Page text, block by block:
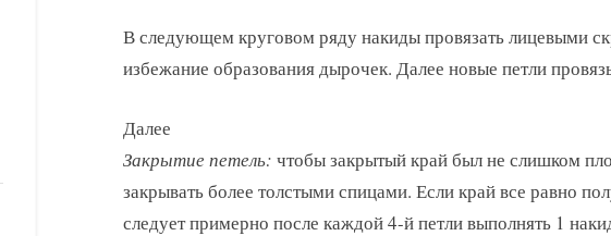
В следующем круговом ряду накиды провязать лицевыми
избежание образования дырочек. Далее новые петли
Далее
Закрытие петель: чтобы закрытый край был не слишком
закрывать более толстыми спицами. Если край все равно
следует примерно после каждой 4-й петли выполнять 1